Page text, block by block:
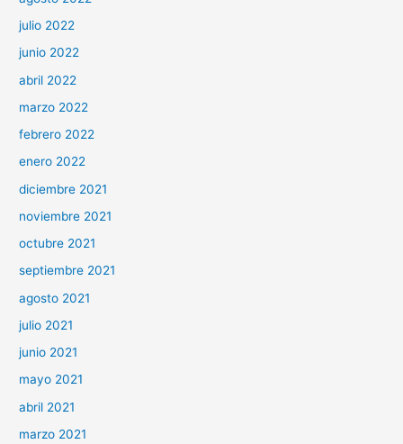
julio 2022
junio 2022
abril 2022
marzo 2022
febrero 2022
enero 2022
diciembre 2021
noviembre 2021
octubre 2021
septiembre 2021
agosto 2021
julio 2021
junio 2021
mayo 2021
abril 2021
marzo 2021